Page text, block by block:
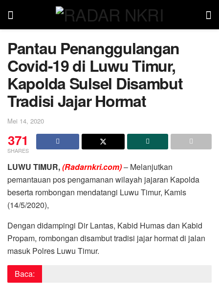
Pantau Penanggulangan
Covid-19 di Luwu Timur,
Kapolda Sulsel Disambut
Tradisi Jajar Hormat
Mei 14, 2020
371
SHARES
LUWU TIMUR,(Radarnkri.com)– Melanjutkan
pemantauan pos pengamanan wilayah jajaran Kapolda
beserta rombongan mendatangi Luwu Timur, Kamis
(14/5/2020),
Dengan didampingi Dir Lantas, Kabid Humas dan Kabid
Propam, rombongan disambut tradisi jajar hormat di jalan
masuk Polres Luwu Timur.
Baca: